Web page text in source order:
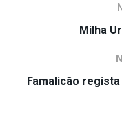
Milha
Famalicão